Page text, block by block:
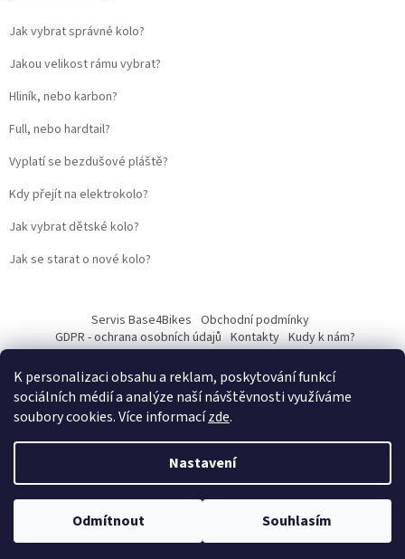
K personalizaci obsahu a reklam, poskytování funkcí
sociálních médií a analýze naší návštěvnosti využíváme
soubory cookies. Více informacízde.
Nastavení
Odmítnout Souhlasím
Jak vybrat správné kolo?
Jakou velikost rámu vybrat?
Hliník, nebo karbon?
Full, nebo hardtail?
Vyplatí se bezdušové pláště?
Kdy přejít na elektrokolo?
Jak vybrat dětské kolo?
Jak se starat o nové kolo?
Servis Base4Bikes Obchodní podmínky
GDPR - ochrana osobních údajů Kontakty Kudy k nám?
Vytvořil Shoptet
Martin Kostelka – prodbykosta
Copyright 2026Base4Bikes. Všechna práva vyhrazena.Upravit